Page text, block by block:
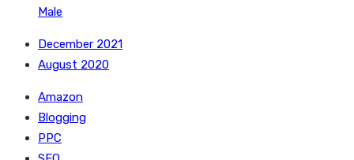
Male
December 2021
August 2020
Amazon
Blogging
PPC